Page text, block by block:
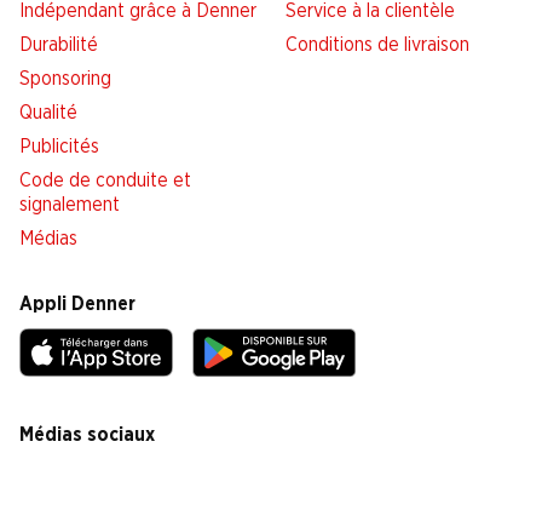
Indépendant grâce à Denner
Durabilité
Sponsoring
Qualité
Publicités
Code de conduite et
signalement
Médias
Service à la clientèle
Conditions de livraison
Appli Denner
Médias sociaux